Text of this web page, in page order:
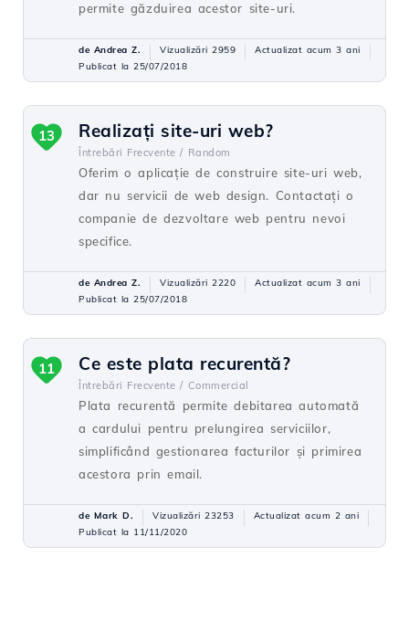
permite găzduirea acestor site-uri.
de Andrea Z. Vizualizări 2959
Actualizat acum 3 ani
Publicat la 25/07/2018
Realizați site-uri web?
Întrebări Frecvente / Random
Oferim o aplicație de construire site-uri web,
dar nu servicii de web design. Contactați o
companie de dezvoltare web pentru nevoi
specifice.
13
de Andrea Z. Vizualizări 2220
Actualizat acum 3 ani
Publicat la 25/07/2018
Ce este plata recurentă?
Întrebări Frecvente / Commercial
Plata recurentă permite debitarea automată
a cardului pentru prelungirea serviciilor,
simplificând gestionarea facturilor și primirea
acestora prin email.
11
de Mark D. Vizualizări 23253
Actualizat acum 2 ani
Publicat la 11/11/2020